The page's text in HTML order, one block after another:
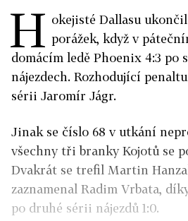
H okejisté Dallasu
porážek, když v
domácím ledě Phoenix 4:3 po
nájezdech. Rozhodující
sérii Jaromír Jágr.
Jinak se číslo 68 v utkání
všechny tři branky Kojotů se
Dvakrát se trefil Martin
zaznamenal Radim Vrbata,
po druhé sérii nájezdů 1:0.